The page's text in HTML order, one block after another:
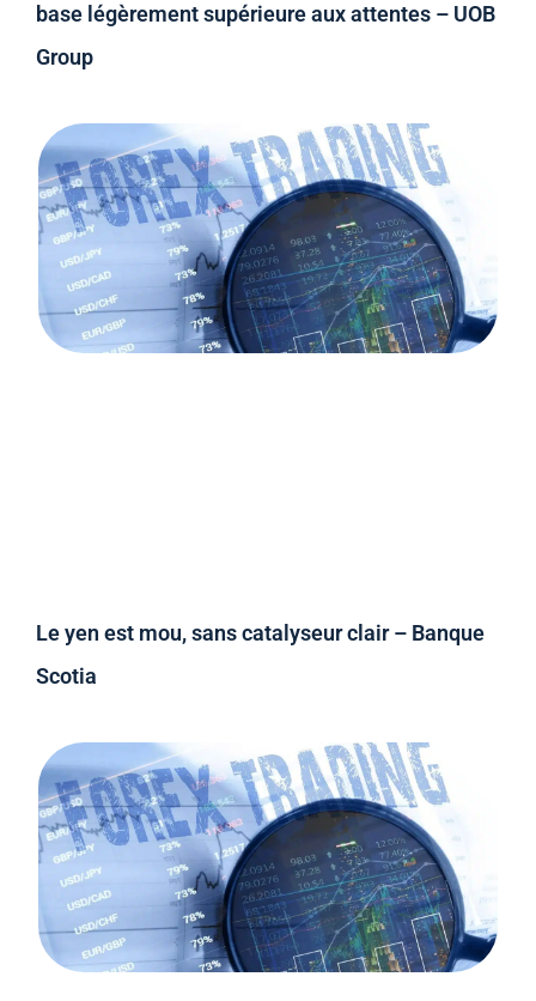
base légèrement supérieure aux attentes – UOB
Group
Le yen est mou, sans catalyseur clair – Banque
Scotia